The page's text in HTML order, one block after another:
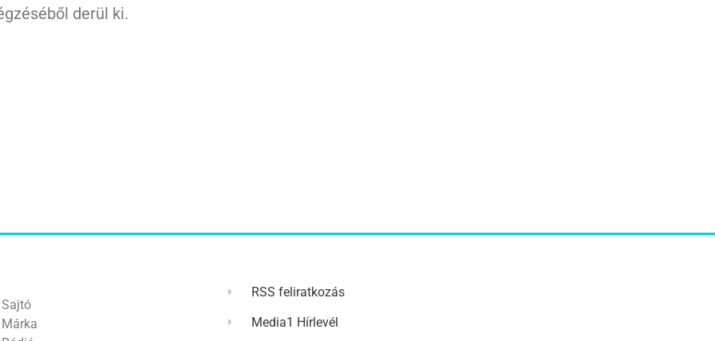
derül ki.
Sajtó
Márka
RSS feliratkozás
Media1 Hírlevél